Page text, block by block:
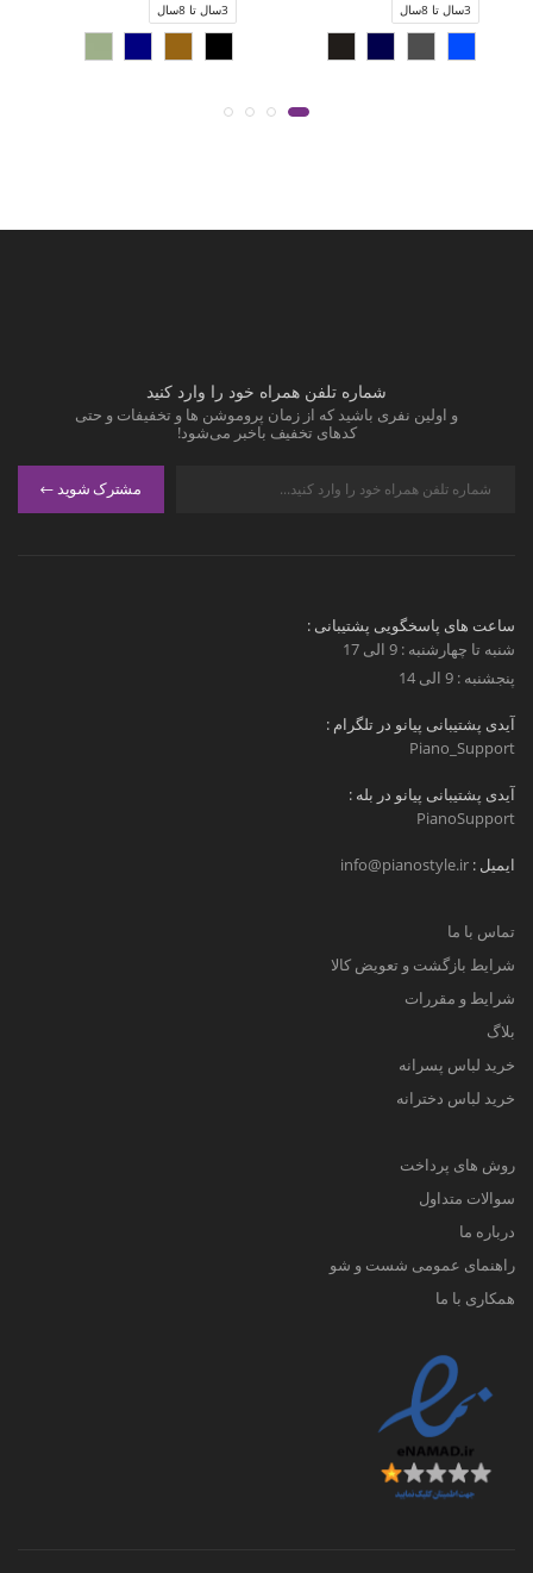
3سال تا 8سال 3سال تا 8سال
شماره تلفن همراه خود را وارد کنید
و اولین نفری باشید که از زمان پروموشن ها و تخفیفات و حتی
کدهای تخفیف باخبر می‌شود!
مشترک شوید
ساعت های پاسخگویی پشتیبانی :
شنبه تا چهارشنبه : 9 الی 17
پنجشنبه : 9 الی 14
آیدی پشتیبانی پیانو در تلگرام :
Piano_Support
آیدی پشتیبانی پیانو در بله :
PianoSupport
ایمیل : info@pianostyle.ir
تماس با ما
شرایط بازگشت و تعویض کالا
شرایط و مقررات
بلاگ
خرید لباس پسرانه
خرید لباس دخترانه
روش های پرداخت
سوالات متداول
درباره ما
راهنمای عمومی شست و شو
همکاری با ما